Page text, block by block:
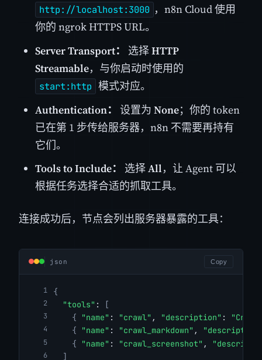
http://localhost:3000 ，n8n Cloud 使用
你的 ngrok HTTPS URL。
Server Transport：
选择HTTP
Streamable，与你启动时使用的
start:http 模式对应。
Authentication： 设置为 None；你的 token
已在第 1 步传给服务器，n8n 不需要再持有
它们。
Tools to Include：
选择All，让 Agent 可以
根据任务选择合适的抓取工具。
连接成功后，节点会列出服务器暴露的工具：
json Copy
{
"tools" :
[
{
"name" : "crawl" , "description" :
"Crawl
{
"name" : "crawl_markdown" ,
{
"name" : "crawl_screenshot" ,
]